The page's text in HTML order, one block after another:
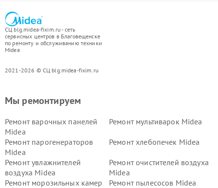
СЦ blg.midea-fixim.ru - сеть
сервисных центров в Благовещенске
по ремонту и обслуживанию техники
Midea
2021-2026 © СЦ blg.midea-fixim.ru
Мы ремонтируем
Ремонт варочных панелей
Midea
Ремонт мультиварок Midea
Ремонт парогенераторов
Midea
Ремонт хлебопечек Midea
Ремонт увлажнителей
воздуха Midea
Ремонт очистителей воздуха
Midea
Ремонт морозильных камер
Ремонт пылесосов Midea